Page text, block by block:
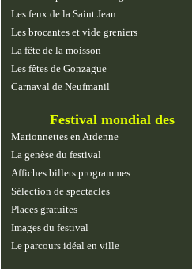
Les feux de la Saint Jean
Les brocantes et vide greniers
La fête de la moisson
Les fêtes de Gonzague
Carnaval de Neufmanil
Festival mondial des
marionnettes
Marionnettes en Ardenne
La genèse du festival
Affiches billets programmes
Sélection de spectacles
Places gratuites
Images du festival
Le parcours idéal en ville